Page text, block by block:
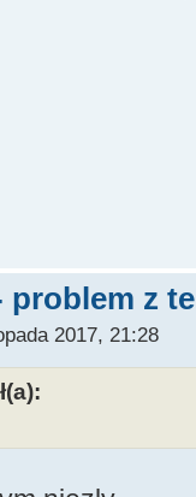
problem z
2017, 21:28